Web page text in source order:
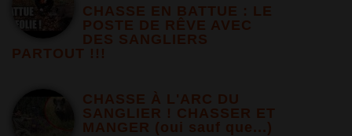
CHASSE EN BATTUE : LE
POSTE DE RÊVE AVEC
DES SANGLIERS
PARTOUT !!!
CHASSE À L'ARC DU
SANGLIER ! CHASSER ET
MANGER (oui sauf que...)